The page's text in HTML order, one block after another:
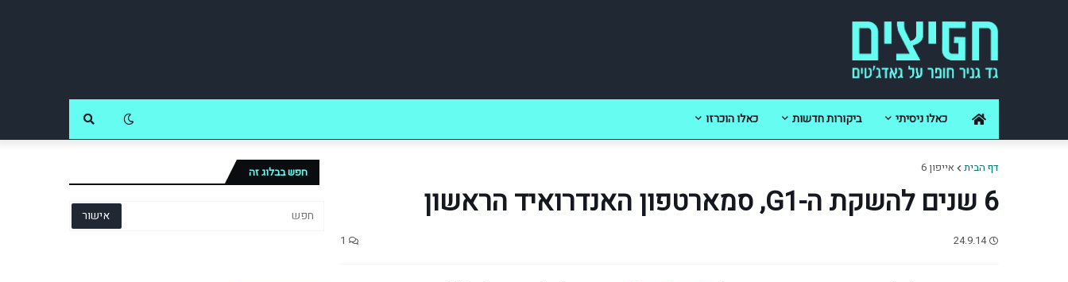
כאלו ניסיתי ביקורות חדשות כאלו הוכרזו
דף הבית אייפון 6
6 שנים להשקת ה-G1, סמארטפון האנדרואיד הראשון
24.9.14
1
חפש בבלוג זה